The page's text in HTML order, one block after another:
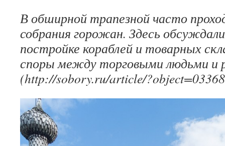
В обширной трапезной часто
собрания горожан. Здесь
постройке кораблей и товарных
споры между торговыми людьми и
(http://sobory.ru/article/